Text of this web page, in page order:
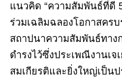
แนวคิด “ความสัมพันธ์ที่ดี
ร่วมเฉลิมฉลองโอกาสคร
สถาปนาความสัมพันธ์ทาง
ดำรงไว้ซึ่งประเพณีงานเ
สมเกียรติและยิ่งใหญ่เป็น